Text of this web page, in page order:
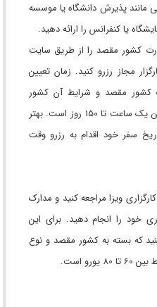
مانند پذیرش دانشگاه یا موسسه
یا کنفرانس را ارائه دهید.
کشور مقصد را از طریق سایت
مجاز رزرو کنید. زمان تعیین
مقصد و شرایط آن کشور
متفاوت باشد، اما به طور متوسط بین یک ساعت تا 150 روز است. بهتر
قبل از تاریخ سفر خود اقدام به رزرو وقت
ویزا مراجعه کنید و مدارک
خود را انجام دهید. برای این
که بسته به کشور مقصد و نوع
است.